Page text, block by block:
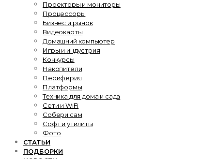
Проекторы и мониторы
Процессоры
Бизнес и рынок
Видеокарты
Домашний компьютер
Игры и индустрия
Конкурсы
Накопители
Периферия
Платформы
Техника для дома и сада
Сети и WiFi
Собери сам
Софт и утилиты
Фото
СТАТЬИ
ПОДБОРКИ